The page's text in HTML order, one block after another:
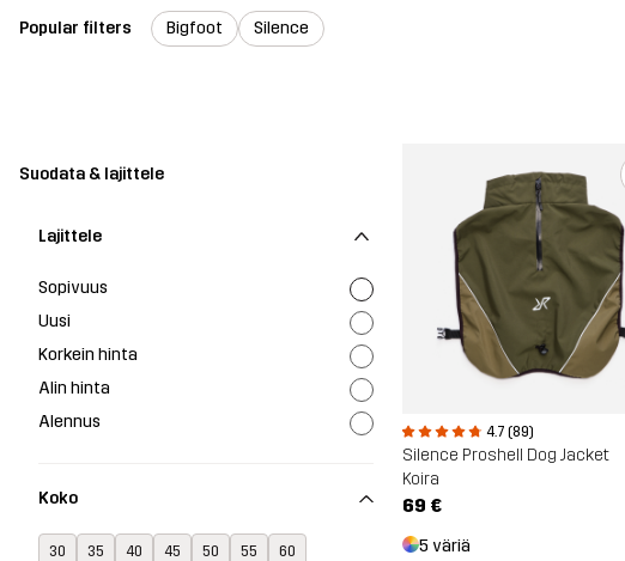
Popular filters Bigfoot Silence
Suodata & lajittele
Lajittele
Sopivuus
Uusi
Korkein hinta
Alin hinta
Alennus
Koko
30 35 40 45 50 55 60
4.7 (89)
Silence Proshell Dog Jacket
Koira
69 €
5 väriä